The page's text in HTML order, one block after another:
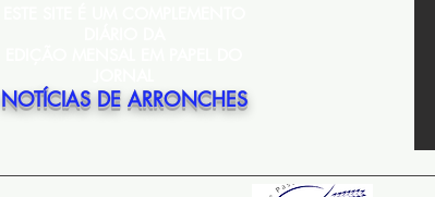
NOTÍCIAS DE ARRONCHES